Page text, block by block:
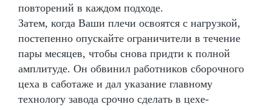
повторений в каждом подходе.
Затем, когда Ваши плечи освоятся с нагрузкой,
постепенно опускайте ограничители в течение
пары месяцев, чтобы снова придти к полной
амплитуде. Он обвинил работников сборочного
цеха в саботаже и дал указание главному
технологу завода срочно сделать в цехе-